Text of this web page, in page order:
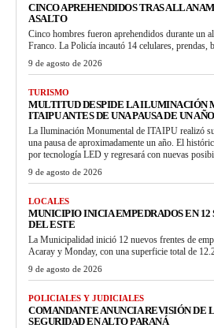
CINCO APREHENDIDOS TRAS
ASALTO
Cinco hombres fueron aprehendidos durante un
Franco. La Policía incautó 14 celulares, prendas,
9 de agosto de 2026
TURISMO
MULTITUD DESPIDE LA ILUMINACIÓN
ITAIPU ANTES DE UNA PAUSA DE UN AÑO
La Iluminación Monumental de ITAIPU realizó
una pausa de aproximadamente un año. El
por tecnología LED y regresará con nuevas
9 de agosto de 2026
LOCALES
MUNICIPIO INICIA EMPEDRADOS EN 12
DEL ESTE
La Municipalidad inició 12 nuevos frentes de
Acaray y Monday, con una superficie total de
9 de agosto de 2026
POLICIALES Y JUDICIALES
COMANDANTE ANUNCIA REVISIÓN DE
SEGURIDAD EN ALTO PARANÁ